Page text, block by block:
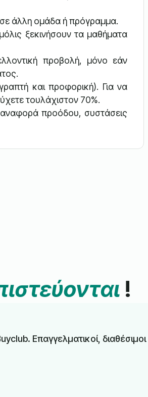
σε άλλη ομάδα ή πρόγραμμα.
ξεκινήσουν τα μαθήματα
προβολή, μόνο εάν
και προφορική). Για να
τουλάχιστον 70%.
προόδου, συστάσεις
!
Επαγγελματικοί,